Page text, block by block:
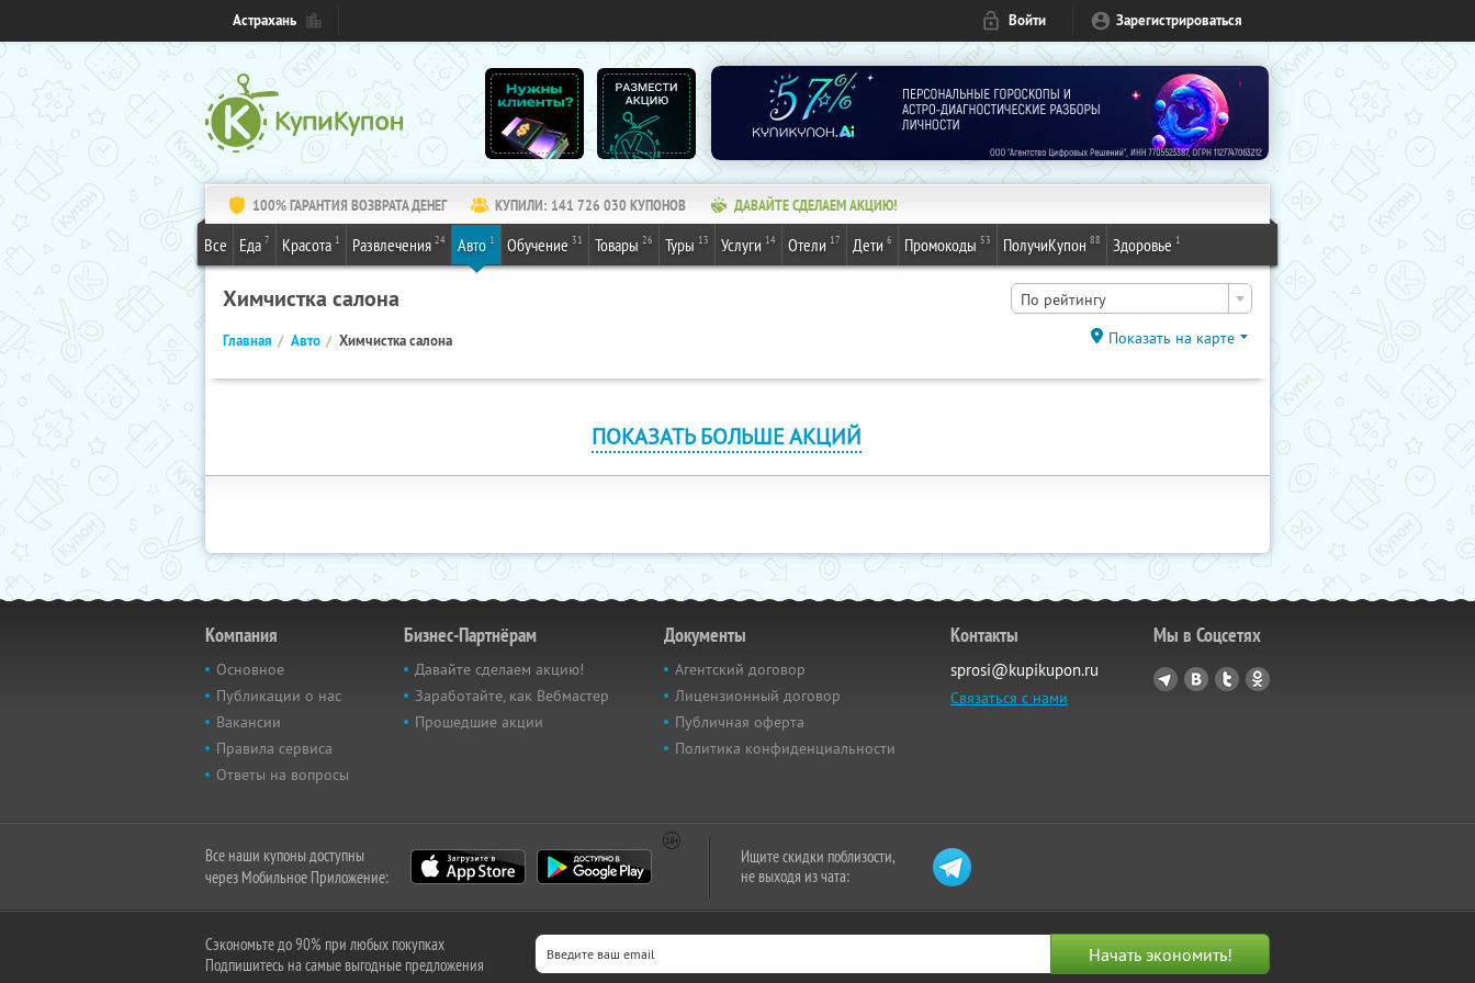
Астрахань Войти Зарегистрироваться
100% ГАРАНТИЯ ВОЗВРАТА ДЕНЕГ КУПИЛИ: 141 726 030КУПОНОВ ДАВАЙТЕ СДЕЛАЕМ АКЦИЮ!
Все Еда 7 Красота 1 Развлечения 24 Авто 1 Обучение 31 Товары 26 Туры 13 Услуги 14 Отели 17 Дети 6 Промокоды 53 ПолучиКупон 88 Здоровье 1
Химчистка салона По рейтингу
Главная Авто Химчистка салона Показать на карте
ПОКАЗАТЬ БОЛЬШЕ АКЦИЙ
Компания
Основное
Публикации о нас
Вакансии
Правила сервиса
Ответы на вопросы
Бизнес-Партнёрам
Давайте сделаем акцию!
Заработайте, как Вебмастер
Прошедшие акции
Документы
Агентский договор
Лицензионный договор
Публичная оферта
Политика конфиденциальности
Контакты
sprosi@kupikupon.ru
Связаться с нами
Мы в Соцсетях
Все наши купоны доступны
через Мобильное Приложение:
Ищите скидки поблизости,
не выходя из чата:
Сэкономьте до 90% при любых покупках
Подпишитесь на самые выгодные предложения